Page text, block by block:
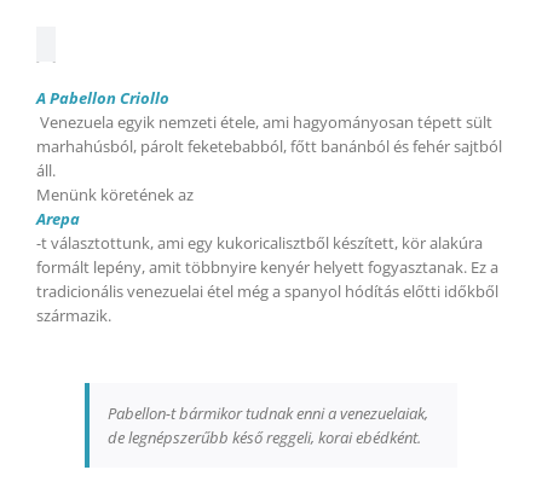
A Pabellon Criollo
Venezuela egyik nemzeti étele, ami hagyományosan tépett sült
marhahúsból, párolt feketebabból, főtt banánból és fehér sajtból
áll.
Menünk köretének az
Arepa
-t választottunk, ami egy kukoricalisztből készített, kör alakúra
formált lepény, amit többnyire kenyér helyett fogyasztanak. Ez a
tradicionális venezuelai étel még a spanyol hódítás előtti időkből
származik.
Pabellon-t bármikor tudnak enni a venezuelaiak,
de legnépszerűbb késő reggeli, korai ebédként.